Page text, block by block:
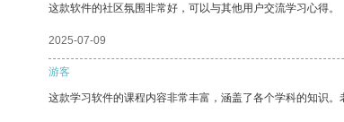
这款软件的社区氛围非常好，可以与其他用户交流学习心得。
2025-07-09
游客
这款学习软件的课程内容非常丰富，涵盖了各个学科的知识。